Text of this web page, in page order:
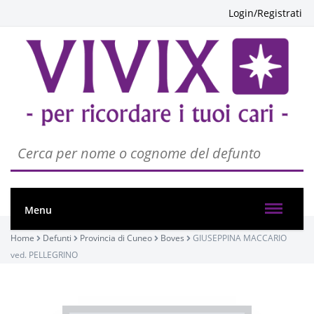
Login/Registrati
Menu
Home Defunti Provincia di Cuneo Boves
GIUSEPPINA MACCARIO
ved. PELLEGRINO